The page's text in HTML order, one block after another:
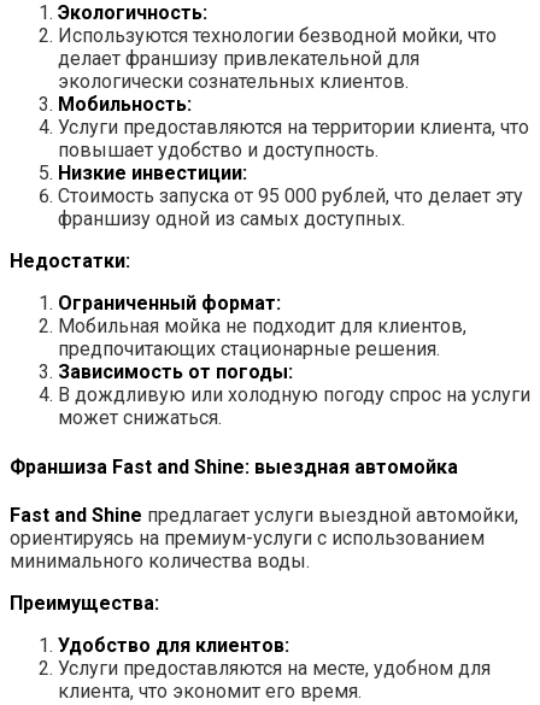
Экологичность:
Используются технологии безводной мойки, что
делает франшизу привлекательной для
экологически сознательных клиентов.
Мобильность:
Услуги предоставляются на территории клиента, что
повышает удобство и доступность.
Низкие инвестиции:
Стоимость запуска от 95 000 рублей, что делает эту
франшизу одной из самых доступных.
Недостатки:
Ограниченный формат:
Мобильная мойка не подходит для клиентов,
предпочитающих стационарные решения.
Зависимость от погоды:
В дождливую или холодную погоду спрос на услуги
может снижаться.
Франшиза Fast and Shine: выездная автомойка
Fast and Shine предлагает услуги выездной автомойки,
ориентируясь на премиум-услуги с использованием
минимального количества воды.
Преимущества:
Удобство для клиентов:
Услуги предоставляются на месте, удобном для
клиента, что экономит его время.